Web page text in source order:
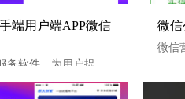
户端APP微信小程序软件
端用户端APP微信
微信
微信
微信